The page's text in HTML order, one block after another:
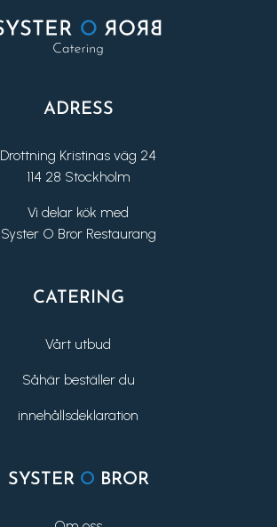
ADRESS
Drottning Kristinas väg 24
114 28 Stockholm
Vi delar kök med
Syster O Bror Restaurang
CATERING
Vårt utbud
Såhär beställer du
innehållsdeklaration
SYSTER O BROR